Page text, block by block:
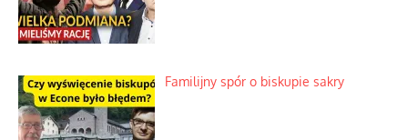
Familijny spór o biskupie sakry